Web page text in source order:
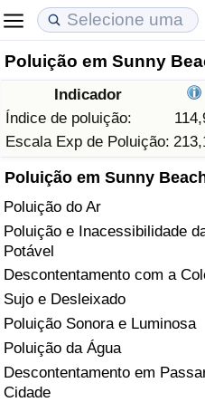
Poluição em Sunny
Indicador
Índice de poluição:
Escala Exp de Poluição:
Poluição em Sunny
Poluição do Ar
Poluição e Inacessibilidade
Potável
Descontentamento com a
Sujo e Desleixado
Poluição Sonora e Luminosa
Poluição da Água
Descontentamento em
Cidade
Custo de Vida
Indicador de Custo de Vida
Indicador de Custo de Vida
Indicador de Custo de Vida
em Aqaba
Preços de Imóveis
Indicador de Preços de
Indicador de Preços de
Indicador de Preços de
Qualidade de Vida
Indicador de Qualidade de
Indicador de Qualidade de
Índice de qualidade de vida
Crime
Taxa do Indicador de Crime
Indicador de Crime
Índice de criminalidade por